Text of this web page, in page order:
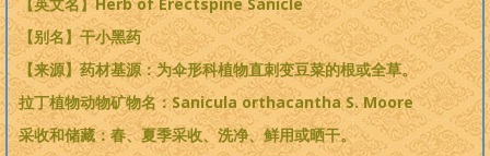
【别名】干小黑药
【来源】药材基源：为伞形科植物直刺变豆菜的根或全草。
拉丁植物动物矿物名：Sanicula orthacantha S. Moore
采收和储藏：春、夏季采收、洗净、鲜用或晒干。